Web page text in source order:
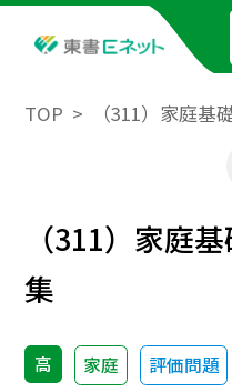
TOP （311）家庭
（311）家庭
集
高 家庭 評価問題